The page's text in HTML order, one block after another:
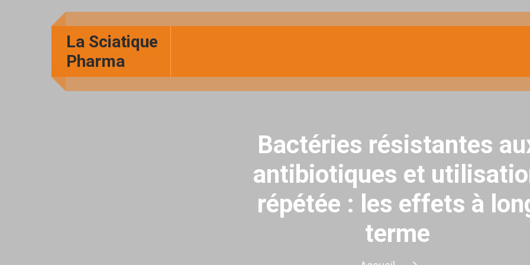
La Sciatique
Pharma
Bactéries résistantes
antibiotiques et
répétée : les effets à
terme